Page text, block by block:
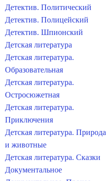
Детектив. Политический
Детектив. Полицейский
Детектив. Шпионский
Детская литература
Детская литература.
Образовательная
Детская литература.
Остросюжетная
Детская литература.
Приключения
Детская литература. Природа
и животные
Детская литература. Сказки
Документальное